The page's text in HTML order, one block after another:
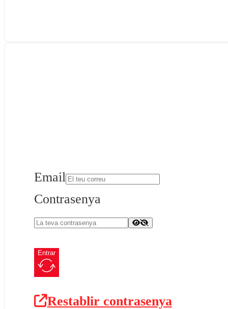
Email
Contrasenya
Entrar
Restablir contrasenya